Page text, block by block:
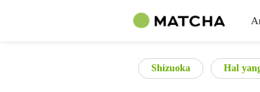
Shizuoka Hal